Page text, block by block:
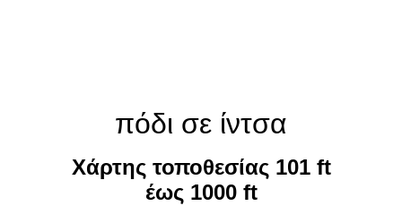
πόδι σε ίντσα
Χάρτης τοποθεσίας 101 ft
έως 1000 ft